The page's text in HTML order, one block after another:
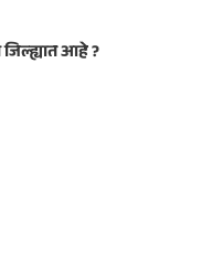
आहे ?